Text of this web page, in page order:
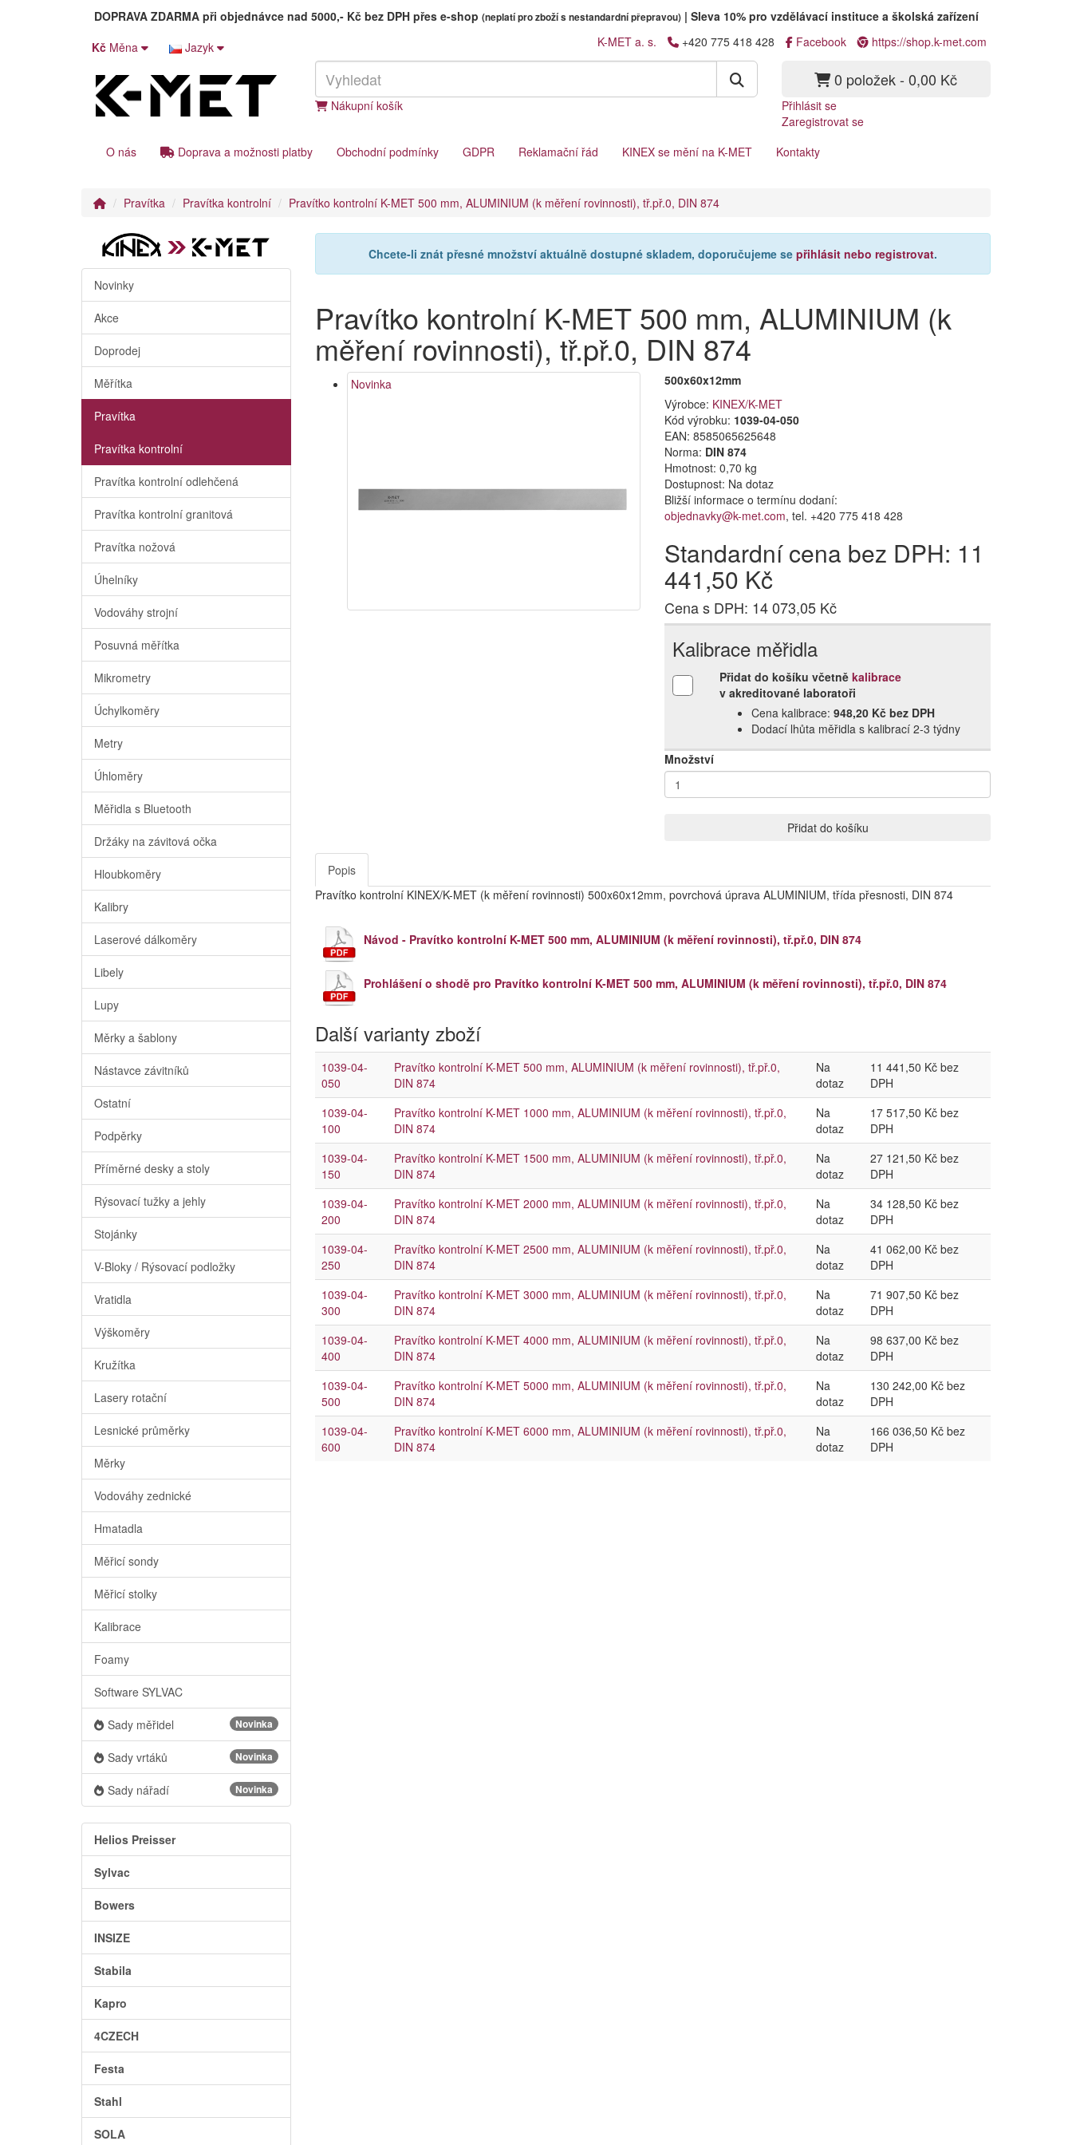
DOPRAVA ZDARMApři objednávce nad 5000,- Kč bez DPH přes e-shop (neplatí pro zboží s nestandardní přepravou)| Sleva 10% pro vzdělávací instituce a školská zařízení
Kč Měna Jazyk K-MET a. s. +420 775 418 428 Facebook https://shop.k-met.com
0 položek - 0,00 Kč
Nákupní košík
Přihlásit se
Zaregistrovat se
O nás
Doprava a možnosti platby Obchodní podmínky GDPR Reklamační řád KINEX se mění na K-MET Kontakty
Pravítka Pravítka kontrolní Pravítko kontrolní K-MET 500 mm, ALUMINIUM (k měření rovinnosti), tř.př.0, DIN 874
Novinky
Akce
Doprodej
Měřítka
Pravítka
Pravítka kontrolní
Pravítka kontrolní odlehčená
Pravítka kontrolní granitová
Pravítka nožová
Úhelníky
Vodováhy strojní
Posuvná měřítka
Mikrometry
Úchylkoměry
Metry
Úhloměry
Měřidla s Bluetooth
Držáky na závitová očka
Hloubkoměry
Kalibry
Laserové dálkoměry
Libely
Lupy
Měrky a šablony
Nástavce závitníků
Ostatní
Podpěrky
Příměrné desky a stoly
Rýsovací tužky a jehly
Stojánky
V-Bloky / Rýsovací podložky
Vratidla
Výškoměry
Kružítka
Lasery rotační
Lesnické průměrky
Měrky
Vodováhy zednické
Hmatadla
Měřicí sondy
Měřicí stolky
Kalibrace
Foamy
Software SYLVAC
Sady měřidel Novinka
Sady vrtáků Novinka
Sady nářadí Novinka
Helios Preisser
Sylvac
Bowers
INSIZE
Stabila
Kapro
4CZECH
Festa
Stahl
SOLA
Chcete-li znát přesné množství aktuálně dostupné skladem, doporučujeme se přihlásit nebo registrovat.
Pravítko kontrolní K-MET 500 mm, ALUMINIUM (k
měření rovinnosti), tř.př.0, DIN 874
Novinka
500x60x12mm
Výrobce: KINEX/K-MET
Kód výrobku: 1039-04-050
EAN:8585065625648
Norma: DIN 874
Hmotnost: 0,70 kg
Dostupnost: Na dotaz
Bližší informace o termínu dodaní:
objednavky@k-met.com, tel. +420 775 418 428
Standardní cena bez DPH: 11
441,50 Kč
Cena s DPH: 14 073,05 Kč
Kalibrace měřidla
Přidat do košíku včetně kalibrace
v akreditované laboratoři
Cena kalibrace: 948,20 Kč bez DPH
Dodací lhůta měřidla s kalibrací 2‑3 týdny
Množství
Přidat do košíku
Popis
Pravítko kontrolní KINEX/K-MET (k měření rovinnosti) 500x60x12mm, povrchová úprava ALUMINIUM, třída přesnosti, DIN 874
Návod - Pravítko kontrolní K-MET 500 mm, ALUMINIUM (k měření rovinnosti), tř.př.0, DIN 874
Prohlášení o shodě pro Pravítko kontrolní K-MET 500 mm, ALUMINIUM (k měření rovinnosti), tř.př.0, DIN 874
Další varianty zboží
1039-04-
050
Pravítko kontrolní K-MET 500 mm, ALUMINIUM (k měření rovinnosti), tř.př.0,
DIN 874
Na
dotaz
11 441,50 Kč bez
DPH
1039-04-
100
Pravítko kontrolní K-MET 1000 mm, ALUMINIUM (k měření rovinnosti), tř.př.0,
DIN 874
Na
dotaz
17 517,50 Kč bez
DPH
1039-04-
150
Pravítko kontrolní K-MET 1500 mm, ALUMINIUM (k měření rovinnosti), tř.př.0,
DIN 874
Na
dotaz
27 121,50 Kč bez
DPH
1039-04-
200
Pravítko kontrolní K-MET 2000 mm, ALUMINIUM (k měření rovinnosti), tř.př.0,
DIN 874
Na
dotaz
34 128,50 Kč bez
DPH
1039-04-
250
Pravítko kontrolní K-MET 2500 mm, ALUMINIUM (k měření rovinnosti), tř.př.0,
DIN 874
Na
dotaz
41 062,00 Kč bez
DPH
1039-04-
300
Pravítko kontrolní K-MET 3000 mm, ALUMINIUM (k měření rovinnosti), tř.př.0,
DIN 874
Na
dotaz
71 907,50 Kč bez
DPH
1039-04-
400
Pravítko kontrolní K-MET 4000 mm, ALUMINIUM (k měření rovinnosti), tř.př.0,
DIN 874
Na
dotaz
98 637,00 Kč bez
DPH
1039-04-
500
Pravítko kontrolní K-MET 5000 mm, ALUMINIUM (k měření rovinnosti), tř.př.0,
DIN 874
Na
dotaz
130 242,00 Kč bez
DPH
1039-04-
600
Pravítko kontrolní K-MET 6000 mm, ALUMINIUM (k měření rovinnosti), tř.př.0,
DIN 874
Na
dotaz
166 036,50 Kč bez
DPH